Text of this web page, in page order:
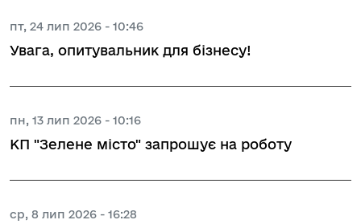
пт, 24 лип 2026 - 10:46
Увага, опитувальник для бізнесу!
пн, 13 лип 2026 - 10:16
КП "Зелене місто" запрошує на роботу
ср, 8 лип 2026 - 16:28